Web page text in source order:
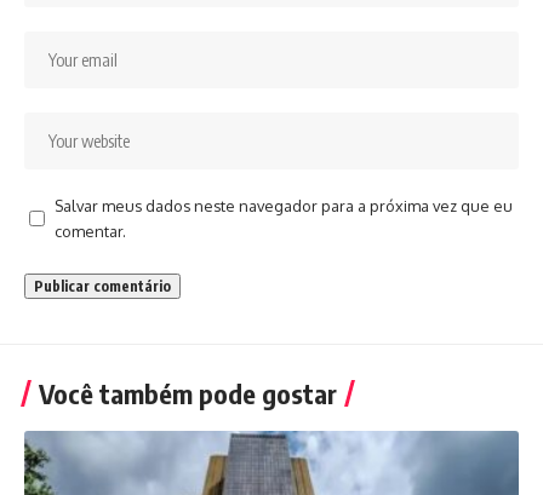
Salvar meus dados neste navegador para a próxima vez que eu
comentar.
Você também pode gostar